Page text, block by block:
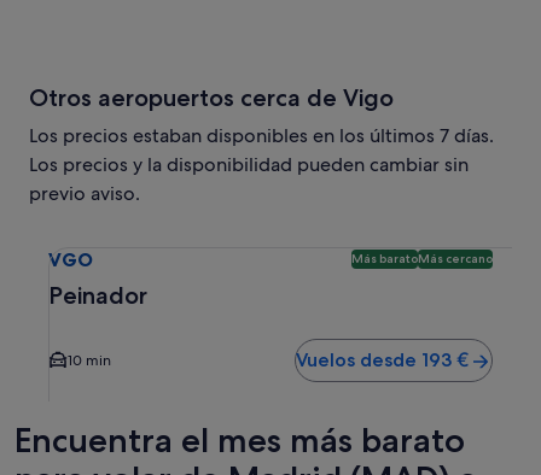
Otros aeropuertos cerca de Vigo
Los precios estaban disponibles en los últimos 7 días.
Los precios y la disponibilidad pueden cambiar sin
previo aviso.
VGO Más baratoMás cercano
Peinador
10 min Vuelos desde 193 €
Encuentra el mes más barato